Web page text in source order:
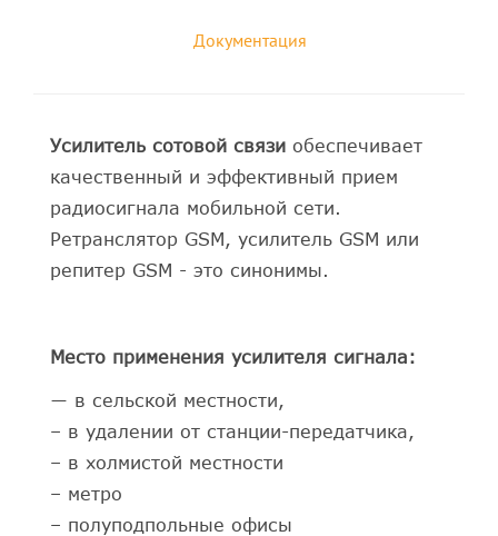
Документация
Усилитель сотовой связи обеспечивает
качественный и эффективный прием
радиосигнала мобильной сети.
Ретранслятор GSM, усилитель GSM или
репитер GSM - это синонимы.
Место применения усилителя сигнала:
― в сельской местности,
– в удалении от станции-передатчика,
– в холмистой местности
– метро
– полуподпольные офисы